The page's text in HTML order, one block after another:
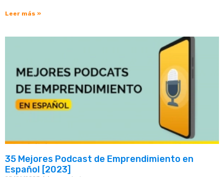
Leer más »
35 Mejores Podcast de Emprendimiento en
Español [2023]